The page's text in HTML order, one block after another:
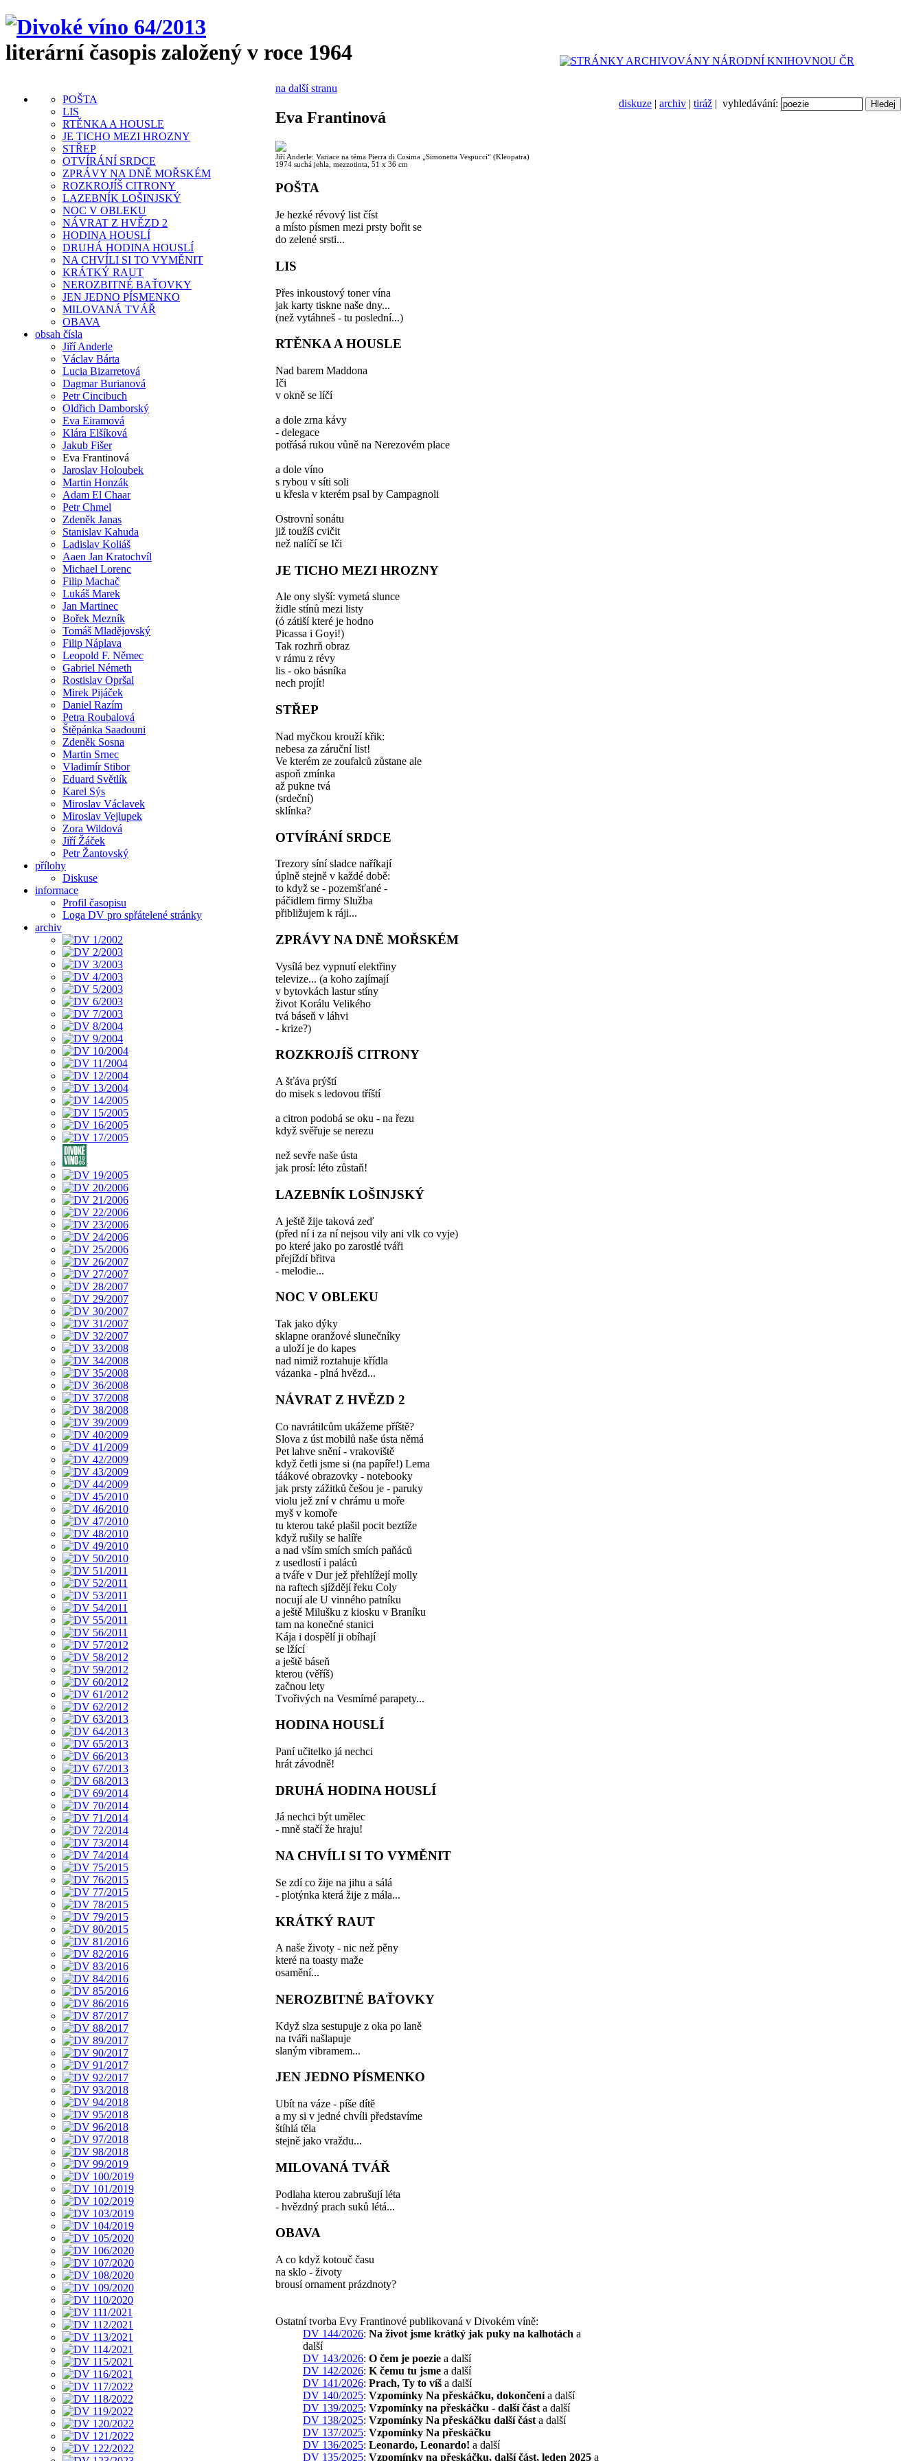
literární časopis založený v roce 1964
diskuze | archiv | tiráž | vyhledávání:
POŠTA
LIS
RTĚNKA A HOUSLE
JE TICHO MEZI HROZNY
STŘEP
OTVÍRÁNÍ SRDCE
ZPRÁVY NA DNĚ MOŘSKÉM
ROZKROJÍŠ CITRONY
LAZEBNÍK LOŠINJSKÝ
NOC V OBLEKU
NÁVRAT Z HVĚZD 2
HODINA HOUSLÍ
DRUHÁ HODINA HOUSLÍ
NA CHVÍLI SI TO VYMĚNIT
KRÁTKÝ RAUT
NEROZBITNÉ BAŤOVKY
JEN JEDNO PÍSMENKO
MILOVANÁ TVÁŘ
OBAVA
obsah čísla
Jiří Anderle
Václav Bárta
Lucia Bizarretová
Dagmar Burianová
Petr Cincibuch
Oldřich Damborský
Eva Eiramová
Klára Elšíková
Jakub Fišer
Eva Frantinová
Jaroslav Holoubek
Martin Honzák
Adam El Chaar
Petr Chmel
Zdeněk Janas
Stanislav Kahuda
Ladislav Koliáš
Aaen Jan Kratochvíl
Michael Lorenc
Filip Machač
Lukáš Marek
Jan Martinec
Bořek Mezník
Tomáš Mladějovský
Filip Náplava
Leopold F. Němec
Gabriel Németh
Rostislav Opršal
Mirek Pijáček
Daniel Razím
Petra Roubalová
Štěpánka Saadouni
Zdeněk Sosna
Martin Srnec
Vladimír Stibor
Eduard Světlík
Karel Sýs
Miroslav Václavek
Miroslav Vejlupek
Zora Wildová
Jiří Žáček
Petr Žantovský
přílohy
Diskuse
informace
Profil časopisu
Loga DV pro spřátelené stránky
archiv
na další stranu
Eva Frantinová
Jiří Anderle: Variace na téma Pierra di Cosima „Simonetta Vespucci“ (Kleopatra)
1974 suchá jehla, mezzotinta, 51 x 36 cm
POŠTA
Je hezké révový list číst
a místo písmen mezi prsty bořit se
do zelené srsti...
LIS
Přes inkoustový toner vína
jak karty tiskne naše dny...
(než vytáhneš - tu poslední...)
RTĚNKA A HOUSLE
Nad barem Maddona
Iči
v okně se líčí
a dole zrna kávy
- delegace
potřásá rukou vůně na Nerezovém place
a dole víno
s rybou v síti soli
u křesla v kterém psal by Campagnoli
Ostrovní sonátu
již toužíš cvičit
než nalíčí se Iči
JE TICHO MEZI HROZNY
Ale ony slyší: vymetá slunce
židle stínů mezi listy
(ó zátiší které je hodno
Picassa i Goyi!)
Tak rozhrň obraz
v rámu z révy
lis - oko básníka
nech projít!
STŘEP
Nad myčkou krouží křik:
nebesa za záruční list!
Ve kterém ze zoufalců zůstane ale
aspoň zmínka
až pukne tvá
(srdeční)
sklínka?
OTVÍRÁNÍ SRDCE
Trezory síní sladce naříkají
úplně stejně v každé době:
to když se - pozemšťané -
páčidlem firmy Služba
přibližujem k ráji...
ZPRÁVY NA DNĚ MOŘSKÉM
Vysílá bez vypnutí elektřiny
televize... (a koho zajímají
v bytovkách lastur stíny
život Korálu Velikého
tvá báseň v láhvi
- krize?)
ROZKROJÍŠ CITRONY
A šťáva prýští
do misek s ledovou tříští
a citron podobá se oku - na řezu
když svěřuje se nerezu
než sevře naše ústa
jak prosí: léto zůstaň!
LAZEBNÍK LOŠINJSKÝ
A ještě žije taková zeď
(před ní i za ní nejsou vily ani vlk co vyje)
po které jako po zarostlé tváři
přejíždí břitva
- melodie...
NOC V OBLEKU
Tak jako dýky
sklapne oranžové slunečníky
a uloží je do kapes
nad nimiž roztahuje křídla
vázanka - plná hvězd...
NÁVRAT Z HVĚZD 2
Co navrátilcům ukážeme příště?
Slova z úst mobilů naše ústa němá
Pet lahve snění - vrakoviště
když četli jsme si (na papíře!) Lema
táákové obrazovky - notebooky
jak prsty zážitků češou je - paruky
violu jež zní v chrámu u moře
myš v komoře
tu kterou také plašil pocit beztíže
když rušily se halíře
a nad vším smích smích paňáců
z usedlostí i paláců
a tváře v Dur jež přehlížejí molly
na raftech sjíždějí řeku Coly
nocují ale U vinného patníku
a ještě Milušku z kiosku v Braníku
tam na konečné stanici
Kája i dospělí ji obíhají
se lžící
a ještě báseň
kterou (věříš)
začnou lety
Tvořivých na Vesmírné parapety...
HODINA HOUSLÍ
Paní učitelko já nechci
hrát závodně!
DRUHÁ HODINA HOUSLÍ
Já nechci být umělec
- mně stačí že hraju!
NA CHVÍLI SI TO VYMĚNIT
Se zdí co žije na jihu a sálá
- plotýnka která žije z mála...
KRÁTKÝ RAUT
A naše životy - nic než pěny
které na toasty maže
osamění...
NEROZBITNÉ BAŤOVKY
Když slza sestupuje z oka po laně
na tváři našlapuje
slaným vibramem...
JEN JEDNO PÍSMENKO
Ubít na váze - píše dítě
a my si v jedné chvíli představíme
štíhlá těla
stejně jako vraždu...
MILOVANÁ TVÁŘ
Podlaha kterou zabrušují léta
- hvězdný prach suků létá...
OBAVA
A co když kotouč času
na sklo - životy
brousí ornament prázdnoty?
Ostatní tvorba Evy Frantinové publikovaná v Divokém víně:
DV 144/2026: Na život jsme krátký jak puky na kalhotách a
další
DV 143/2026: O čem je poezie a další
DV 142/2026: K čemu tu jsme a další
DV 141/2026: Prach, Ty to víš a další
DV 140/2025: Vzpomínky Na přeskáčku, dokončenía další
DV 139/2025: Vzpomínky na přeskáčku - další část a další
DV 138/2025: Vzpomínky Na přeskáčku další část a další
DV 137/2025: Vzpomínky Na přeskáčku
DV 136/2025: Leonardo, Leonardo! a další
DV 135/2025: Vzpomínky na přeskáčku, další část, leden 2025 a